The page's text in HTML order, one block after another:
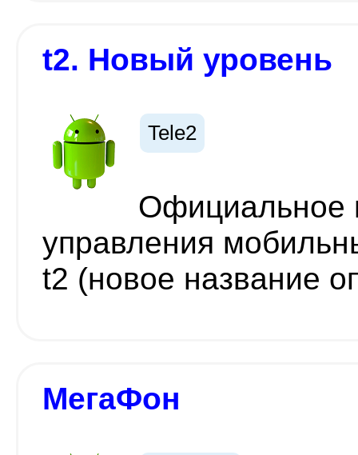
t2. Новый уровень
Tele2
Официальное
управления
t2 (новое название
МегаФон